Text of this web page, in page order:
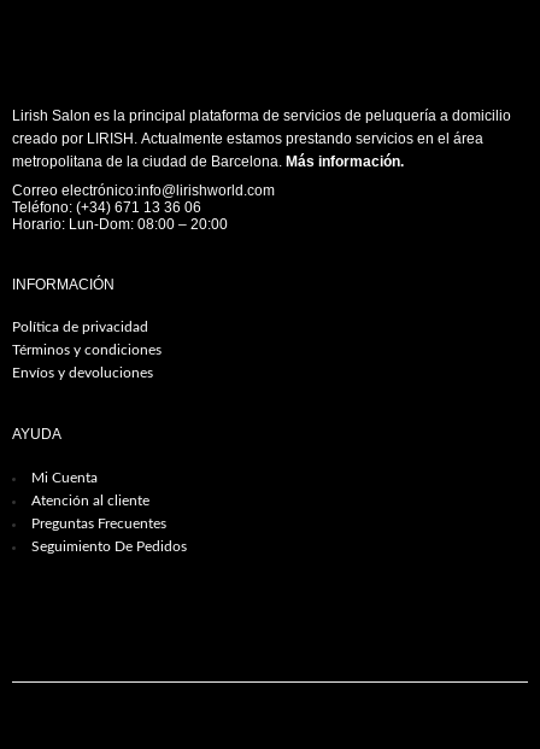
Lirish Salon es la principal plataforma de servicios de peluquería a domicilio
creado por LIRISH. Actualmente estamos prestando servicios en el área
metropolitana de la ciudad de Barcelona. Más información.
Correo electrónico:info@lirishworld.com
Teléfono: (+34) 671 13 36 06
Horario: Lun-Dom: 08:00 – 20:00
INFORMACIÓN
Política de privacidad
Términos y condiciones
Envíos y devoluciones
AYUDA
Mi Cuenta
Atención al cliente
Preguntas Frecuentes
Seguimiento De Pedidos